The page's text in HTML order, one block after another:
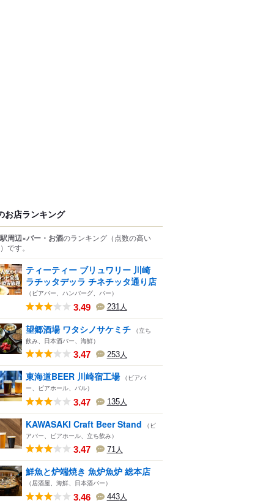
お店ランキング
周辺×バー・お酒のランキング （点数の高い
です。
ティーティー ブリュワリー 川崎
ラチッタデッラ チネチッタ通り店
（ビアバー、ハンバーグ、バー）
3.49 231人
望郷酒場 ワタシノサケミチ （立ち
飲み、日本酒バー、海鮮）
3.47 253人
東海道BEER 川崎宿工場 （ビアバ
ー、ビアホール、バル）
3.47 135人
KAWASAKI Craft Beer Stand
（ビ
アバー、ビアホール、立ち飲み）
3.47 71 人
鮮魚と炉端焼き 魚炉魚炉 総本店
（居酒屋、海鮮、日本酒バー）
3.46 443人